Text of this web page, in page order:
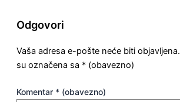
Odgovori
Vaša adresa e-pošte neće biti objavljena.
su označena sa * (obavezno)
Komentar * (obavezno)